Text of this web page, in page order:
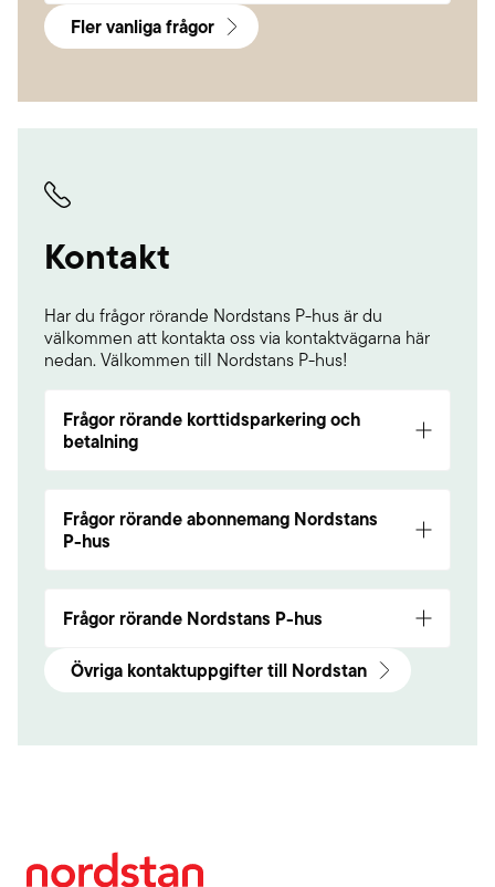
Dygnet runt!
Fler vanliga frågor
Kontakt
Har du frågor rörande Nordstans P-hus är du
välkommen att kontakta oss via kontaktvägarna här
nedan. Välkommen till Nordstans P-hus!
Frågor rörande korttidsparkering och
betalning
Frågor rörande abonnemang Nordstans
P-hus
Frågor rörande Nordstans P-hus
info@parkman.nu
08-734 90 00
Övriga kontaktuppgifter till Nordstan